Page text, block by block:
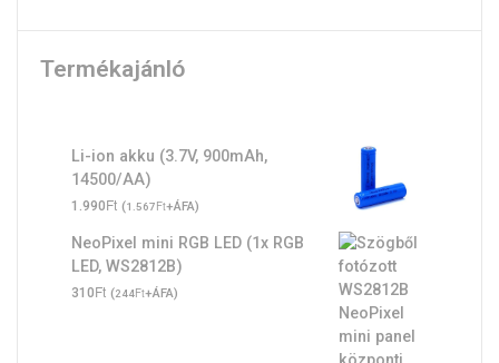
Termékajánló
Li-ion akku (3.7V, 900mAh,
14500/AA)
1.990Ft (1.567Ft+ÁFA)
NeoPixel mini RGB LED (1x RGB
LED, WS2812B)
310Ft (244Ft+ÁFA)